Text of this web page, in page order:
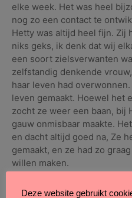
elke week. Het was heel
nog zo een contact te
Hetty was altijd heel fijn. Zij
niks geks, ik denk dat wij
een soort zielsverwanten
zelfstandig denkende
haar leven had
leven gemaakt. Hoewel het
zocht ze weer een baan, bij
gauw onmisbaar maakte.
en dacht altijd goed na, Ze
gemaakt, en ze had zo
willen maken.
Hetty was veel bezig met
Deze website gebruikt